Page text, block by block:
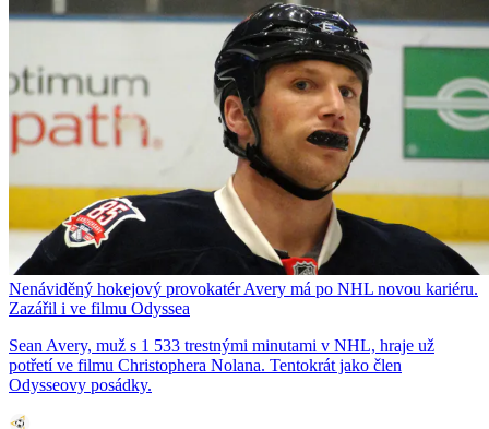
Nenáviděný hokejový provokatér Avery má po NHL novou kariéru.
Zazářil i ve filmu Odyssea
Sean Avery, muž s 1 533 trestnými minutami v NHL, hraje už
potřetí ve filmu Christophera Nolana. Tentokrát jako člen
Odysseovy posádky.